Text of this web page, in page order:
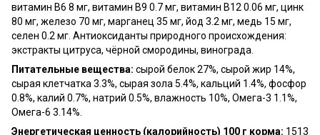
витамин B6 8 мг, витамин B9 0.7 мг, витамин B12 0.06 мг, цинк
80 мг, железо 70 мг, марганец 35 мг, йод 3.2 мг, медь 15 мг,
селен 0.2 мг. Антиоксиданты природного происхождения:
экстракты цитруса, чёрной смородины, винограда.
Питательные вещества: сырой белок 27%, сырой жир 14%,
сырая клетчатка 3.3%, сырая зола 5.4%, кальций 1.4%, фосфор
0.8%, калий 0.7%, натрий 0.5%, влажность 10%, Омега-3 1.1%,
Омега-6 3.14%.
Энергетическая ценность (калорийность) 100 г корма: 1513